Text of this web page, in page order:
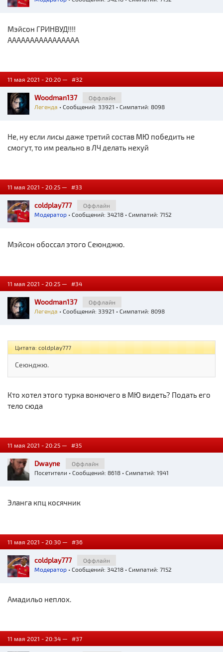
Мэйсон ГРИНВУД!!!!
АААААААААААААААА
11 мая 2021 - 20:20 — #32
Woodman137
Оффлайн
Легенда • Сообщений: 33921 • Симпатий: 8098
Не, ну если лисы даже третий состав МЮ победить не
смогут, то им реально в ЛЧ делать нехуй
11 мая 2021 - 20:25 — #33
coldplay777
Оффлайн
Модератор • Сообщений: 34218 • Симпатий: 7152
Мэйсон обоссал этого Сеюнджю.
11 мая 2021 - 20:25 — #34
Woodman137
Оффлайн
Легенда • Сообщений: 33921 • Симпатий: 8098
Цитата: coldplay777
Сеюнджю.
Кто хотел этого турка вонючего в МЮ видеть? Подать его
тело сюда
11 мая 2021 - 20:25 — #35
Dwayne
Оффлайн
Посетители • Сообщений: 8618 • Симпатий: 1941
Эланга кпц косячник
11 мая 2021 - 20:30 — #36
coldplay777
Оффлайн
Модератор • Сообщений: 34218 • Симпатий: 7152
Амадильо неплох.
11 мая 2021 - 20:34 — #37